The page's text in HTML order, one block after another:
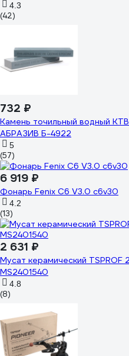
4.3
(42)
732 ₽
Камень точильный водный
АБРАЗИВ Б-4922
5
(57)
6 919 ₽
Фонарь Fenix C6 V3.0 c6v30
4.2
(13)
2 631 ₽
Мусат керамический
MS2401540
4.8
(8)